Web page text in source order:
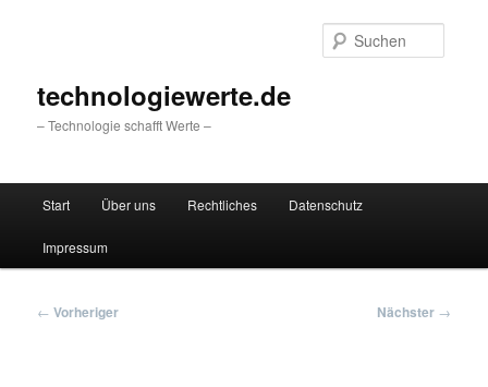
technologiewerte.de
– Technologie schafft Werte –
Start Über uns Rechtliches Datenschutz
Impressum
Beitragsnavigation
← Vorheriger Nächster →